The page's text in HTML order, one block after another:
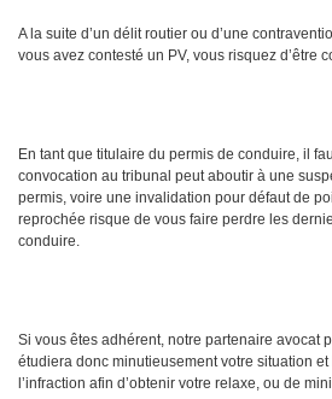
A la suite d’un délit routier ou d’une
vous avez contesté un PV, vous risquez d’être
En tant que titulaire du permis de conduire, il
convocation au tribunal peut aboutir à une
permis, voire une invalidation pour défaut de
reprochée risque de vous faire perdre les
conduire.
Si vous êtes adhérent, notre partenaire avocat
étudiera donc minutieusement votre situation
l’infraction afin d’obtenir votre relaxe, ou de